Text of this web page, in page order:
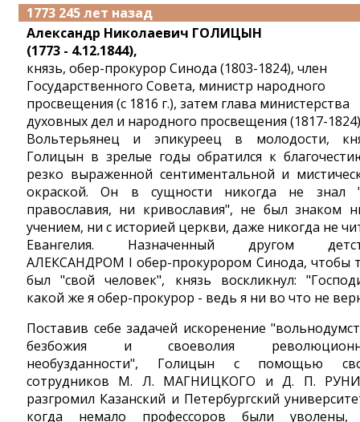
1773 245 лет назад
Александр Николаевич ГОЛИЦЫН
(1773 - 4.12.1844),
князь, обер-прокурор Синода (1803-1824), член
Государственного Совета, министр народного
просвещения (c 1816 г.), затем глава министерства
духовных дел и народного просвещения (1817-
Вольтерьянец и эпикуреец в молодости,
Голицын в зрелые годы обратился к
резко выраженной сентиментальной и
окраской. Он в сущности никогда не знал
православия, ни кривославия", не был знаком
учением, ни с историей церкви, даже никогда не
Евангелия. Назначенный другом
АЛЕКСАНДРОМ I обер-прокурором Синода, чтобы
был "свой человек", князь воскликнул:
какой же я обер-прокурор - ведь я ни во что не
Поставив себе задачей искоренение
безбожия и своеволия
необузданности", Голицын с помощью
сотрудников М. Л. МАГНИЦКОГО и Д. П.
разгромил Казанский и Петербургский
когда немало профессоров были уволены,